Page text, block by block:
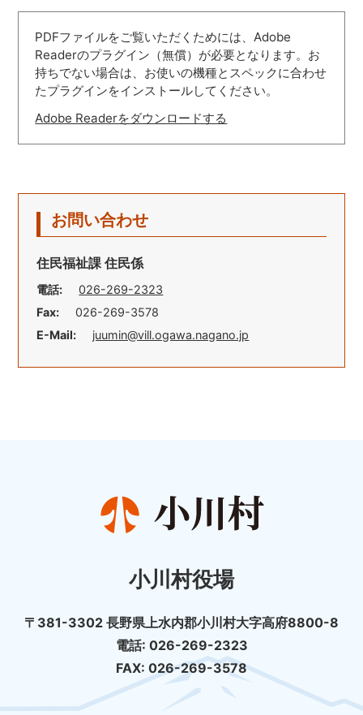
PDFファイルをご覧いただくためには、Adobe
Readerのプラグイン（無償）が必要となります。お
持ちでない場合は、お使いの機種とスペックに合わせ
たプラグインをインストールしてください。
Adobe Readerをダウンロードする
お問い合わせ
住民福祉課 住民係
電話:
026-269-2323
Fax:
026-269-3578
E-Mail:
juumin@vill.ogawa.nagano.jp
小川村役場
〒381-3302 長野県上水内郡小川村大字高府8800-8
電話: 026-269-2323
FAX: 026-269-3578